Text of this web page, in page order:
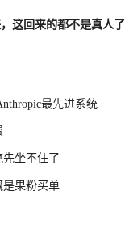
这回来的都不是真人了
最先进系统
坐不住了
果粉买单